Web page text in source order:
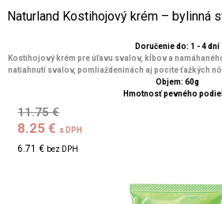
Naturland Kostihojový krém – bylinná
Doručenie do: 1 - 4 dní
Kostihojový krém pre úľavu svalov, kĺbov a
natiahnutí svalov, pomliaždeninách aj pocite ťažkých
Objem: 60g
Hmotnosť pevného
11.75 €
8.25 € s DPH
6.71 € bez DPH